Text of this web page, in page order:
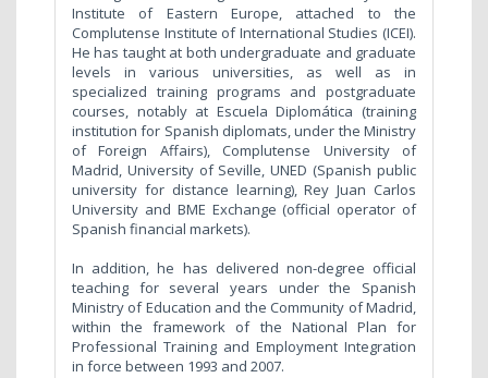
Institute of Eastern Europe, attached to the
Complutense Institute of International Studies (ICEI).
He has taught at both undergraduate and graduate
levels in various universities, as well as in
specialized training programs and postgraduate
courses, notably at Escuela Diplomática (training
institution for Spanish diplomats, under the Ministry
of Foreign Affairs), Complutense University of
Madrid, University of Seville, UNED (Spanish public
university for distance learning), Rey Juan Carlos
University and BME Exchange (official operator of
Spanish financial markets).
In addition, he has delivered non-degree official
teaching for several years under the Spanish
Ministry of Education and the Community of Madrid,
within the framework of the National Plan for
Professional Training and Employment Integration
in force between 1993 and 2007.